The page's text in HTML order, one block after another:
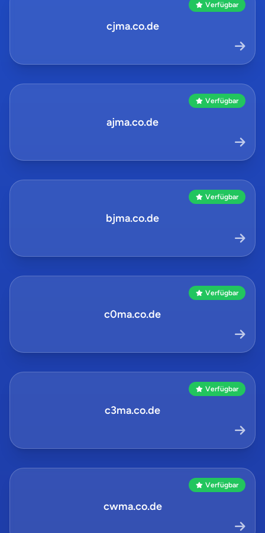
Verfügbar
cjma.co.de
Verfügbar
ajma.co.de
Verfügbar
bjma.co.de
Verfügbar
c0ma.co.de
Verfügbar
c3ma.co.de
Verfügbar
cwma.co.de